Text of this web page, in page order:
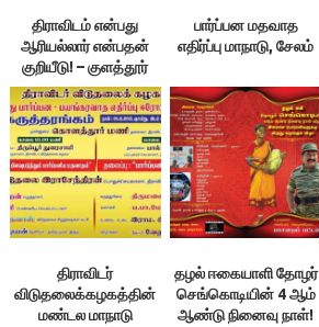
திராவிடம் என்பது
ஆரியல்லார் என்பதன்
குறியீடு! – குளத்தூர்
மணி
பார்ப்பன மதவாத
எதிர்ப்பு மாநாடு, சேலம்
திராவிடர்
விடுதலைக்கழகத்தின்
மண்டல மாநாடு
தழல் ஈகையாளி தோழர்
செங்கொடியின் 4 ஆம்
ஆண்டு நினைவு நாள்!